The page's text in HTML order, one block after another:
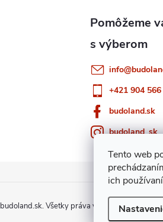
Tento web
ich
info@
+421 904
budoland.sk
budoland_sk
budoland.sk. Všetky práva vyhradené.